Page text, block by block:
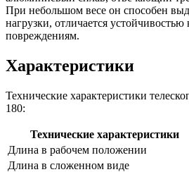
При небольшом весе он способен
нагрузки, отличается
повреждениям.
Характеристики
Технические характеристики
180:
Технические характеристики
Длина в рабочем положении
Длина в сложенном виде